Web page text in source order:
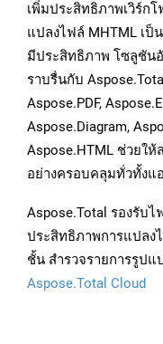
เพิ่มประสิทธิภาพเวิร์ก
แปลงไฟล์ MHTML เป็
มีประสิทธิภาพ โซลูชัน
ราบรื่นกับ
Aspose.PDF,
Aspose.Diagram,
Aspose.HTML ช่วยใ
อย่างครอบคลุมทั่วทั้ง
Aspose.Total รองรับ
ประสิทธิภาพการแปล
ชั้น สำรวจรายการรูป
Aspose.Total Cloud